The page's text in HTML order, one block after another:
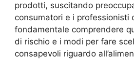
prodotti, suscitando
consumatori e i professionisti
fondamentale comprendere
di rischio e i modi per fare
consapevoli riguardo